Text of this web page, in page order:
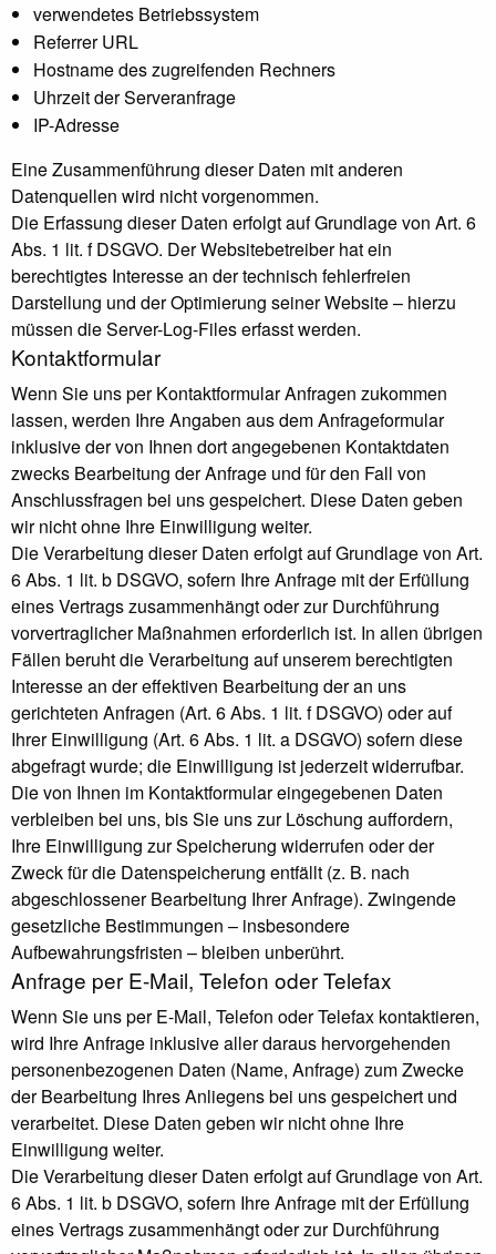
verwendetes Betriebssystem
Referrer URL
Hostname des zugreifenden Rechners
Uhrzeit der Serveranfrage
IP-Adresse
Eine Zusammenführung dieser Daten mit anderen
Datenquellen wird nicht vorgenommen.
Die Erfassung dieser Daten erfolgt auf Grundlage von Art. 6
Abs. 1 lit. f DSGVO. Der Websitebetreiber hat ein
berechtigtes Interesse an der technisch fehlerfreien
Darstellung und der Optimierung seiner Website – hierzu
müssen die Server-Log-Files erfasst werden.
Kontaktformular
Wenn Sie uns per Kontaktformular Anfragen zukommen
lassen, werden Ihre Angaben aus dem Anfrageformular
inklusive der von Ihnen dort angegebenen Kontaktdaten
zwecks Bearbeitung der Anfrage und für den Fall von
Anschlussfragen bei uns gespeichert. Diese Daten geben
wir nicht ohne Ihre Einwilligung weiter.
Die Verarbeitung dieser Daten erfolgt auf Grundlage von Art.
6 Abs. 1 lit. b DSGVO, sofern Ihre Anfrage mit der Erfüllung
eines Vertrags zusammenhängt oder zur Durchführung
vorvertraglicher Maßnahmen erforderlich ist. In allen übrigen
Fällen beruht die Verarbeitung auf unserem berechtigten
Interesse an der effektiven Bearbeitung der an uns
gerichteten Anfragen (Art. 6 Abs. 1 lit. f DSGVO) oder auf
Ihrer Einwilligung (Art. 6 Abs. 1 lit. a DSGVO) sofern diese
abgefragt wurde; die Einwilligung ist jederzeit widerrufbar.
Die von Ihnen im Kontaktformular eingegebenen Daten
verbleiben bei uns, bis Sie uns zur Löschung auffordern,
Ihre Einwilligung zur Speicherung widerrufen oder der
Zweck für die Datenspeicherung entfällt (z. B. nach
abgeschlossener Bearbeitung Ihrer Anfrage). Zwingende
gesetzliche Bestimmungen – insbesondere
Aufbewahrungsfristen – bleiben unberührt.
Anfrage per E-Mail, Telefon oder Telefax
Wenn Sie uns per E-Mail, Telefon oder Telefax kontaktieren,
wird Ihre Anfrage inklusive aller daraus hervorgehenden
personenbezogenen Daten (Name, Anfrage) zum Zwecke
der Bearbeitung Ihres Anliegens bei uns gespeichert und
verarbeitet. Diese Daten geben wir nicht ohne Ihre
Einwilligung weiter.
Die Verarbeitung dieser Daten erfolgt auf Grundlage von Art.
6 Abs. 1 lit. b DSGVO, sofern Ihre Anfrage mit der Erfüllung
eines Vertrags zusammenhängt oder zur Durchführung